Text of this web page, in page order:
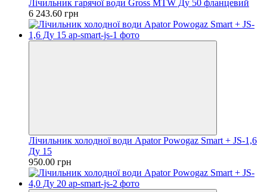
Лічильник гарячої води Gross MTW Ду 50 фланцевий
6 243.60 грн
Лічильник холодної води Apator Powogaz Smart + JS-1,6
Ду 15
950.00 грн